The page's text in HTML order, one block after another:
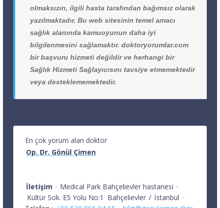
olmaksızın, ilgili hasta tarafından bağımsız olarak
yazılmaktadır. Bu web sitesinin temel amacı
sağlık alanında kamuoyunun daha iyi
bilgilenmesini sağlamaktır. doktoryorumlar.com
bir başvuru hizmeti değildir ve herhangi bir
Sağlık Hizmeti Sağlayıcısını tavsiye etmemektedir
veya desteklememektedir.
En çok yorum alan doktor
Op. Dr. Gönül Çimen
İletişim · Medical Park Bahçelievler hastanesi ·
Kültür Sok. E5 Yolu No:1
Bahçelievler / İstanbul ·